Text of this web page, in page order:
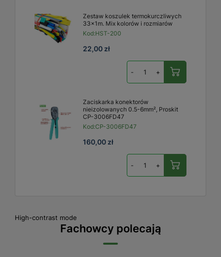
Zestaw koszulek termokurczliwych
33x1m. Mix kolorów i rozmiarów
Kod:HST-200
22,00 zł
- +
Zaciskarka konektorów
nieizolowanych 0.5-6mm², Proskit
CP-3006FD47
Kod:CP-3006FD47
160,00 zł
- +
High-contrast mode
Fachowcy polecają